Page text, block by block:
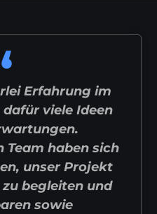
Erfahrung im
dafür viele Ideen
Team haben sich
unser Projekt
begleiten und
sowie